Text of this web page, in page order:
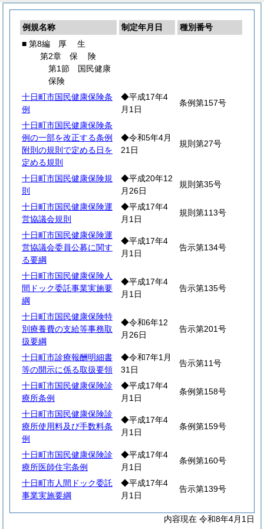
例規名称 制定年月日
種別番号
■ 第8編 厚 生
第2章 保
険
第1節 国民健康
保険
十日町市国民健康保険条
例
◆平成17年4
月1日
条例第157号
十日町市国民健康保険条
例の一部を改正する条例
附則の規則で定める日を
定める規則
◆令和5年4月
21日
規則第27号
十日町市国民健康保険規
則
◆平成20年12
月26日
規則第35号
十日町市国民健康保険運
営協議会規則
◆平成17年4
月1日
規則第113号
十日町市国民健康保険運
営協議会委員公募に関す
る要綱
◆平成17年4
月1日
告示第134号
十日町市国民健康保険人
間ドック委託事業実施要
綱
◆平成17年4
月1日
告示第135号
十日町市国民健康保険特
別療養費の支給等事務取
扱要綱
◆令和6年12
月26日
告示第201号
十日町市診療報酬明細書
等の開示に係る取扱要領
◆令和7年1月
31日
告示第11号
十日町市国民健康保険診
療所条例
◆平成17年4
月1日
条例第158号
十日町市国民健康保険診
療所使用料及び手数料条
例
◆平成17年4
月1日
条例第159号
十日町市国民健康保険診
療所医師住宅条例
◆平成17年4
月1日
条例第160号
十日町市人間ドック委託
事業実施要綱
◆平成17年4
月1日
告示第139号
内容現在 令和8年4月1日